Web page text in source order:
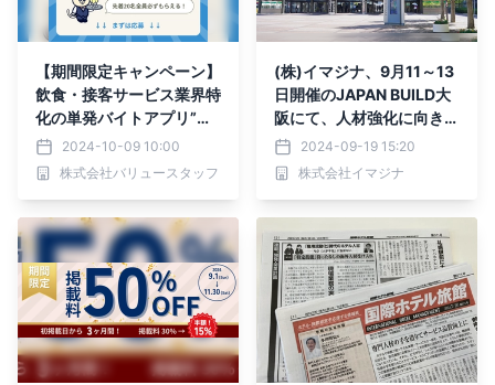
【期間限定キャンペーン】
飲食・接客サービス業界特
化の単発バイトアプリ”バ
リプラ”にて、ワーカー様
向けの「経験者キャンペー
ン」を開始いたしました。
2024-10-09 10:00
株式会社バリュースタッフ
(株)イマジナ、9月11～13
日開催のJAPAN BUILD大
阪にて、人材強化に向き合
う企業としてほぼ唯一の特
別講演登壇＆ブース出展を
実施
2024-09-19 15:20
株式会社イマジナ